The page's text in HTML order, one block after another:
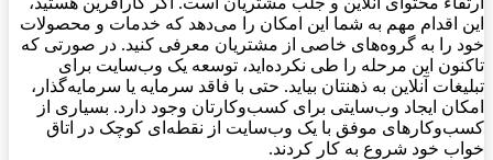
این اقدام مهم به شما این امکان را می‌دهد که خدمات و محصولات
خود را به گروه‌های خاصی از مشتریان معرفی کنید. در صورتی که
تاکنون این مرحله را طی نکرده‌اید، توسعه یک وب‌سایت برای
تبلیغات آنلاین به ذهنتان بیاید. حتی با فاقد سرمایه یا سرمایه‌گذار،
امکان ایجاد وب‌سایتی برای کسب‌و‌کارتان وجود دارد. بسیاری از
کسب‌و‌کارهای موفق با یک وب‌سایت از نقطه‌ای کوچک در اتاق
خواب خود شروع به کار کردند.